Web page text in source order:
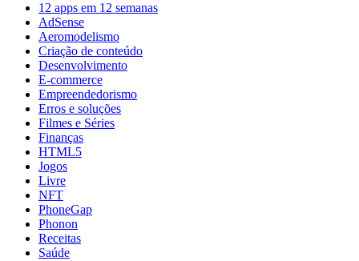
12 apps em 12 semanas
AdSense
Aeromodelismo
Criação de conteúdo
Desenvolvimento
E-commerce
Empreendedorismo
Erros e soluções
Filmes e Séries
Finanças
HTML5
Jogos
Livre
NFT
PhoneGap
Phonon
Receitas
Saúde